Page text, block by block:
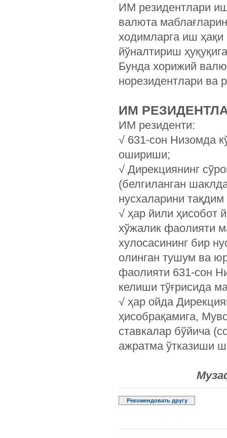
ИМ резидентлари
валюта
ходимларга иш ҳақи
йўналтириш
Бунда хорижий
норезидентлари ва
ИМ
ИМ резиденти:
√ 631-сон Низомда
ошириши;
√ Дирекциянинг
(белгиланган
нусхаларини
√ ҳар йили ҳисобот
хўжалик фаолияти
хулосасининг бир
олинган тушум ва
фаолияти 631-сон
келиши тўғрисида
√ ҳар ойда
ҳисобрақамига,
ставкалар бўйича
ажратма ўтказиши
Рекомендовать другу